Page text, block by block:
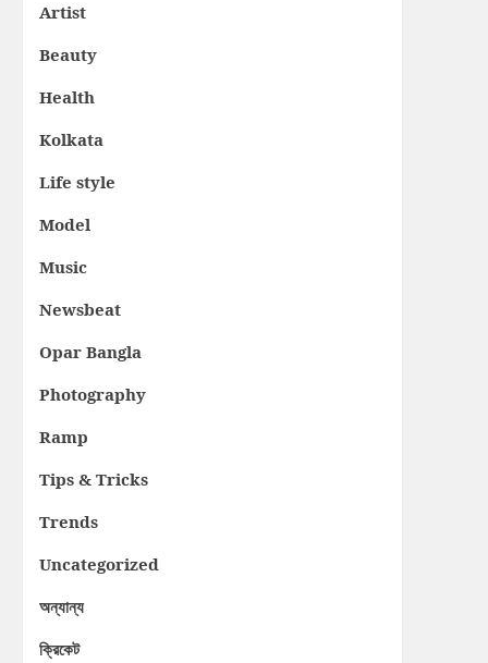
Artist
Beauty
Health
Kolkata
Life style
Model
Music
Newsbeat
Opar Bangla
Photography
Ramp
Tips & Tricks
Trends
Uncategorized
অন্যান্য
ক্রিকেট